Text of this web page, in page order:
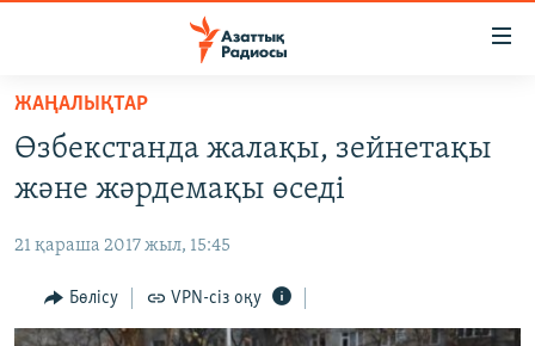
Skip
main
content
to
Navigation
Skip
ЖАҢАЛЫҚТАР
ҚАҢТАР ОҚИҒАСЫ
АДАМ ҚҰҚЫҚТАРЫ
ЖАҢАЛЫҚТАР
Өзбекстанда жалақы, зейнетақы
және жәрдемақы өседі
21 қараша 2017 жыл, 15:45
Бөлісу VPN-сіз оқу